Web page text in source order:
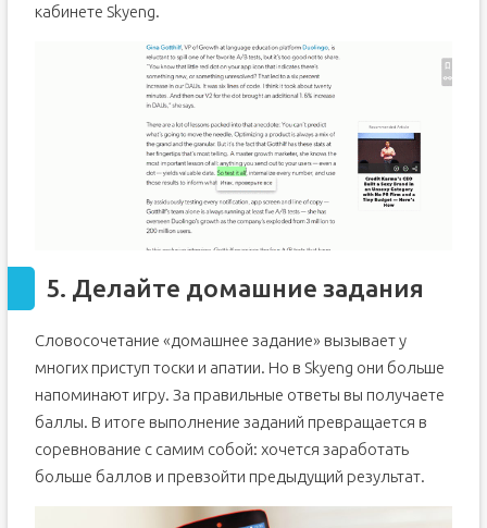
кабинете Skyeng.
5. Делайте домашние задания
Словосочетание «домашнее задание» вызывает у
многих приступ тоски и апатии. Но в Skyeng они больше
напоминают игру. За правильные ответы вы получаете
баллы. В итоге выполнение заданий превращается в
соревнование с самим собой: хочется заработать
больше баллов и превзойти предыдущий результат.